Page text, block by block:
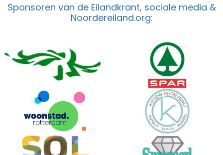
Sponsoren van de Eilandkrant, sociale media &
Noordereiland.org: